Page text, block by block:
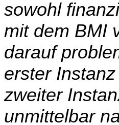
sowohl
mit dem BMI
darauf
erster
zweiter
un­mittelbar